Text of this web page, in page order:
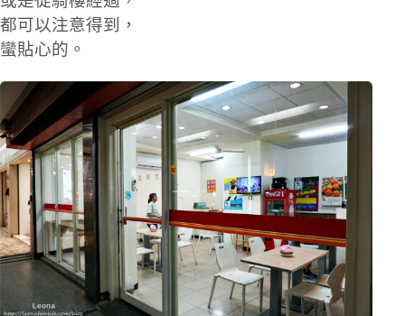
都可以注意得到，
蠻貼心的。